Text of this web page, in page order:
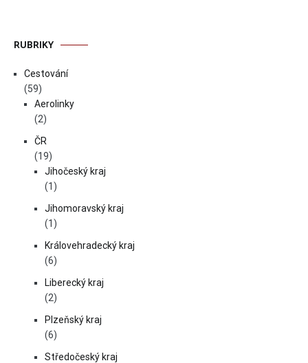
RUBRIKY
Cestování
(59)
Aerolinky
(2)
ČR
(19)
Jihočeský kraj
(1)
Jihomoravský kraj
(1)
Královehradecký kraj
(6)
Liberecký kraj
(2)
Plzeňský kraj
(6)
Středočeský kraj